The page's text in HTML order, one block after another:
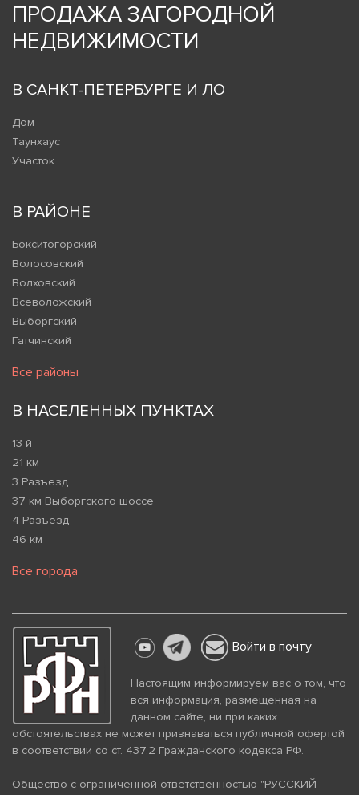
ПРОДАЖА ЗАГОРОДНОЙ
НЕДВИЖИМОСТИ
В САНКТ-ПЕТЕРБУРГЕ И ЛО
Дом
Таунхаус
Участок
В РАЙОНЕ
Бокситогорский
Волосовский
Волховский
Всеволожский
Выборгский
Гатчинский
Все районы
В НАСЕЛЕННЫХ ПУНКТАХ
13-й
21 км
3 Разъезд
37 км Выборгского шоссе
4 Разъезд
46 км
Все города
Войти в почту
Настоящим информируем вас о том, что
вся информация, размещенная на
данном сайте, ни при каких
обстоятельствах не может признаваться публичной офертой
в соответствии со ст. 437.2 Гражданского кодекса РФ.
Общество с ограниченной ответственностью "РУССКИЙ